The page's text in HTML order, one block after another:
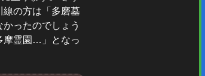
の方は「多磨墓
ったのでしょう
摩霊園…」となっ